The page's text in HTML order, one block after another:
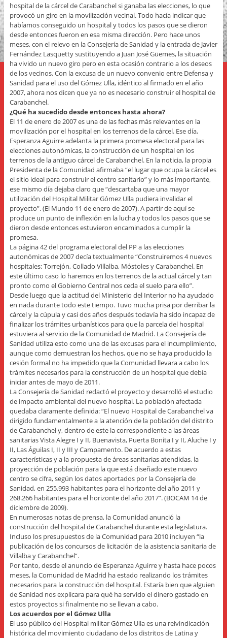
hospital de la cárcel de Carabanchel si ganaba las elecciones, lo que
provocó un giro en la movilización vecinal. Todo hacía indicar que
habíamos conseguido un hospital y todos los pasos que se dieron
desde entonces fueron en esa misma dirección. Pero hace unos
meses, con el relevo en la Consejería de Sanidad y la entrada de Javier
Fernández Lasquetty sustituyendo a Juan José Güemes, la situación
ha vivido un nuevo giro pero en esta ocasión contrario a los deseos
de los vecinos. Con la excusa de un nuevo convenio entre Defensa y
Sanidad para el uso del Gómez Ulla, idéntico al firmado en el año
2007, ahora nos dicen que ya no es necesario construir el hospital de
Carabanchel.
¿Qué ha sucedido desde entonces hasta ahora?
El 11 de enero de 2007 es una de las fechas más relevantes en la
movilización por el hospital en los terrenos de la cárcel. Ese día,
Esperanza Aguirre adelanta la primera promesa electoral para las
elecciones autonómicas, la construcción de un hospital en los
terrenos de la antiguo cárcel de Carabanchel. En la noticia, la propia
Presidenta de la Comunidad afirmaba “el lugar que ocupa la cárcel es
el sitio ideal para construir el centro sanitario” y lo más importante,
ese mismo día dejaba claro que “descartaba que una mayor
utilización del Hospital Militar Gómez Ulla pudiera invalidar el
proyecto”. (El Mundo 11 de enero de 2007). A partir de aquí se
produce un punto de inflexión en la lucha y todos los pasos que se
dieron desde entonces estuvieron encaminados a cumplir la
promesa.
La página 42 del programa electoral del PP a las elecciones
autonómicas de 2007 decía textualmente “Construiremos 4 nuevos
hospitales: Torrejón, Collado Villalba, Móstoles y Carabanchel. En
este último caso lo haremos en los terrenos de la actual cárcel y tan
pronto como el Gobierno Central nos ceda el suelo para ello”.
Desde luego que la actitud del Ministerio del Interior no ha ayudado
en nada durante todo este tiempo. Tuvo mucha prisa por derribar la
cárcel y la cúpula y casi dos años después todavía ha sido incapaz de
finalizar los trámites urbanísticos para que la parcela del hospital
estuviera al servicio de la Comunidad de Madrid. La Consejería de
Sanidad utiliza esto como una de las excusas para el incumplimiento,
aunque como demuestran los hechos, que no se haya producido la
cesión formal no ha impedido que la Comunidad llevara a cabo los
trámites necesarios para la construcción de un hospital que debía
iniciar antes de mayo de 2011.
La Consejería de Sanidad redactó el proyecto y desarrolló el estudio
de impacto ambiental del nuevo hospital. La población afectada
quedaba claramente definida: “El nuevo Hospital de Carabanchel va
dirigido fundamentalmente a la atención de la población del distrito
de Carabanchel y, dentro de este la correspondiente a las áreas
sanitarias Vista Alegre I y II, Buenavista, Puerta Bonita I y II, Aluche I y
II, Las Águilas I, II y III y Campamento. De acuerdo a estas
características y a la propuesta de áreas sanitarias atendidas, la
proyección de población para la que está diseñado este nuevo
centro se cifra, según los datos aportados por la Consejería de
Sanidad, en 255.993 habitantes para el horizonte del año 2011 y
268.266 habitantes para el horizonte del año 2017”. (BOCAM 14 de
diciembre de 2009).
En numerosas notas de prensa, la Comunidad anunció la
construcción del hospital de Carabanchel durante esta legislatura.
Incluso los presupuestos de la Comunidad para 2010 incluyen “la
publicación de los concursos de licitación de la asistencia sanitaria de
Villalba y Carabanchel”.
Por tanto, desde el anuncio de Esperanza Aguirre y hasta hace pocos
meses, la Comunidad de Madrid ha estado realizando los trámites
necesarios para la construcción del hospital. Estaría bien que alguien
de Sanidad nos explicara para qué ha servido el dinero gastado en
estos proyectos si finalmente no se llevan a cabo.
Los acuerdos por el Gómez Ulla
El uso público del Hospital militar Gómez Ulla es una reivindicación
histórica del movimiento ciudadano de los distritos de Latina y